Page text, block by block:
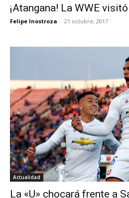
¡Atangana! La WWE
Felipe Inostroza - 21 octubre, 2017
Actualidad
La «U» chocará frente a